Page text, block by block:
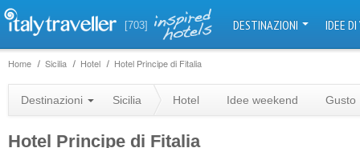
[703] DESTINAZIONI IDEE
Home Sicilia Hotel Hotel Principe di Fitalia
Destinazioni Sicilia Hotel Idee weekend Gusto
Hotel Principe di Fitalia